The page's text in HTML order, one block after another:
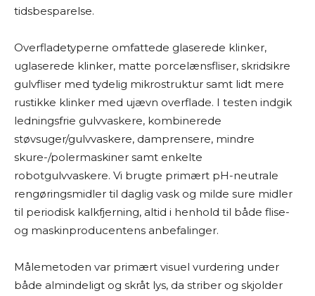
tidsbesparelse.
Overfladetyperne omfattede glaserede klinker,
uglaserede klinker, matte porcelænsfliser, skridsikre
gulvfliser med tydelig mikrostruktur samt lidt mere
rustikke klinker med ujævn overflade. I testen indgik
ledningsfrie gulvvaskere, kombinerede
støvsuger/gulvvaskere, damprensere, mindre
skure-/polermaskiner samt enkelte
robotgulvvaskere. Vi brugte primært pH-neutrale
rengøringsmidler til daglig vask og milde sure midler
til periodisk kalkfjerning, altid i henhold til både flise-
og maskinproducentens anbefalinger.
Målemetoden var primært visuel vurdering under
både almindeligt og skråt lys, da striber og skjolder